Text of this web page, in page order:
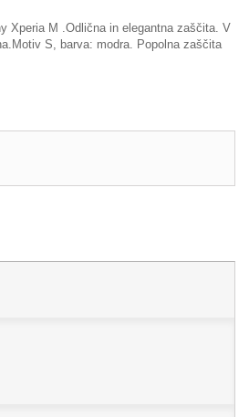
Xperia M .Odlična in elegantna zaščita. V
S, barva: modra. Popolna zaščita